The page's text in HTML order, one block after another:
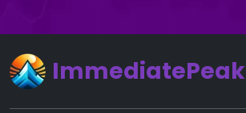
ImmediatePeak